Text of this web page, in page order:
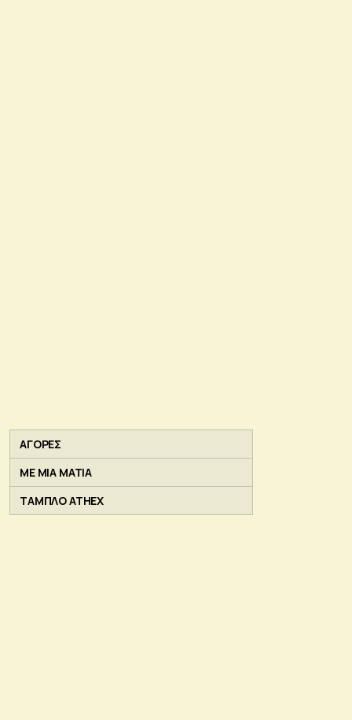
ΑΓΟΡΕΣ
ΜΕ ΜΙΑ ΜΑΤΙΑ
ΤΑΜΠΛΟ ATHEX